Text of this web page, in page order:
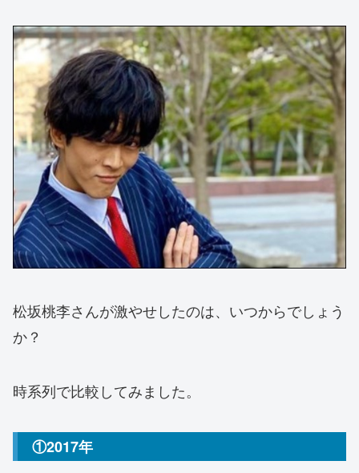
松坂桃李さんが激やせしたのは、いつからでしょう
か？
時系列で比較してみました。
①2017年